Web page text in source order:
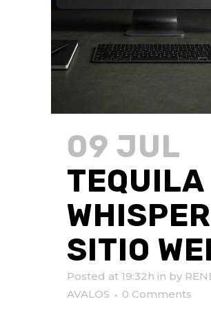
09 JUL
TEQUILA
WHISPER
SITIO
Posted at 19:32h in by
AVALOS
0 Comments